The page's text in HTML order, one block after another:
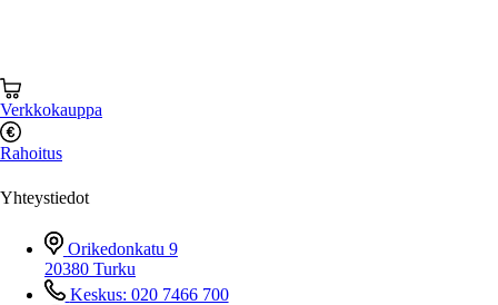
Verkkokauppa
Rahoitus
Yhteystiedot
Orikedonkatu 9
20380 Turku
Keskus: 020 7466 700